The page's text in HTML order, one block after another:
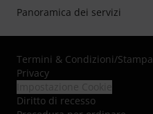
Panoramica dei servizi
Termini & Condizioni/Stampa
Privacy
Diritto di recesso